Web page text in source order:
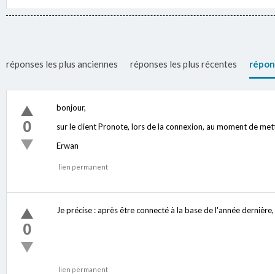
réponses les plus anciennes réponses les plus récentes
0
bonjour,
sur le client Pronote, lors de la connexion, au moment de
Erwan
lien permanent
0
Je précise : après être connecté à la base de l'année
lien permanent